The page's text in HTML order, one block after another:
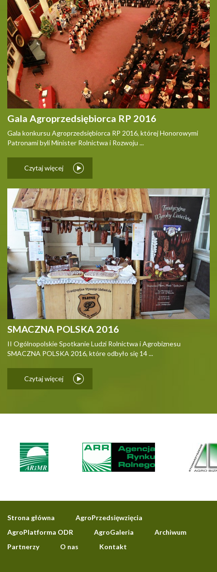
Gala Agroprzedsiębiorca RP 2016
Gala konkursu Agroprzedsiębiorca RP 2016, której Honorowymi
Patronami byli Minister Rolnictwa i Rozwoju ...
Czytaj więcej
SMACZNA POLSKA 2016
II Ogólnopolskie Spotkanie Ludzi Rolnictwa i Agrobiznesu
SMACZNA POLSKA 2016, które odbyło się 14 ...
Czytaj więcej
Strona główna
AgroPrzedsięwzięcia
AgroPlatforma ODR
AgroGaleria
Archiwum
Partnerzy
O nas Kontakt